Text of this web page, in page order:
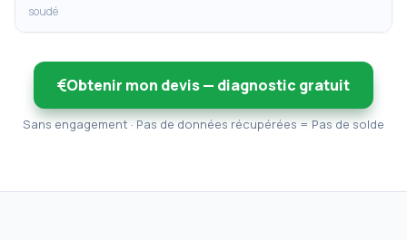
soudé
Obtenir mon devis — diagnostic gratuit
Sans engagement · Pas de données récupérées = Pas de solde